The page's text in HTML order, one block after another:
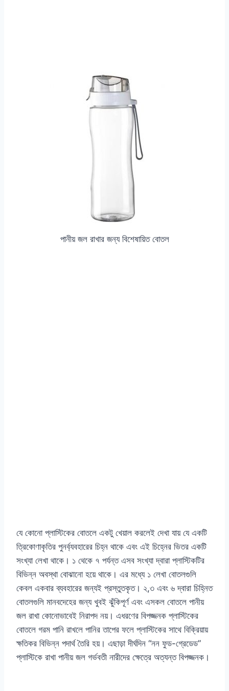
পানীয় জল রাখার জন্য বিশেষায়িত বোতল
যে কোনো প্লাস্টিকের বোতলে একটু খেয়াল করলেই দেখা যায় যে একটি
ত্রিকোণাকৃতির পুনর্ব্যবহারের চিহ্ন থাকে এবং এই চিহ্নের ভিতর একটি
সংখ্যা লেখা থাকে। ১ থেকে ৭ পর্যন্ত এসব সংখ্যা দ্বারা প্লাস্টিকটির
বিভিন্ন অবস্থা বোঝানো হয়ে থাকে। এর মধ্যে ১ লেখা বোতলগুলি
কেবল একবার ব্যবহারের জন্যই প্রস্তুতকৃত। ২,৩ এবং ৬ দ্বারা চিহ্নিত
বোতলগুলি মানবদেহের জন্য খুবই ঝুঁকিপূর্ণ এবং এসকল বোতলে পানীয়
জল রাখা কোনোভাবেই নিরাপদ নয়। এধরণের বিপজ্জনক প্লাস্টিকের
বোতলে গরম পানি রাখলে পানির তাপের ফলে প্লাস্টিকের সাথে বিক্রিয়ায়
ক্ষতিকর বিভিন্ন পদার্থ তৈরি হয়। এছাড়া দীর্ঘদিন “নন ফুড-গ্রেডেড”
প্লাস্টিকে রাখা পানীয় জল গর্ভবতী নারীদের ক্ষেত্রে অত্যন্ত বিপজ্জনক।